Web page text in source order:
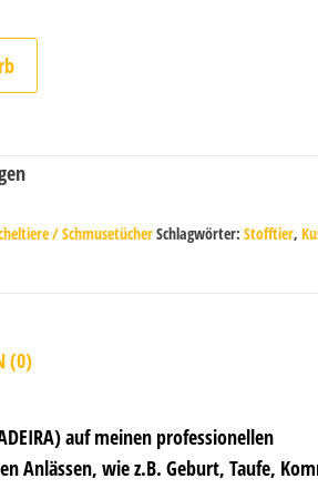
/ SchmusetücherSchlagwörter: Stofftier,
(0)
auf meinen professionellen
Anlässen, wie z.B. Geburt, Taufe,